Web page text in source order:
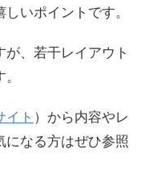
いポイントです。
、若干レイアウト
ト ）から内容やレ
なる方はぜひ参照